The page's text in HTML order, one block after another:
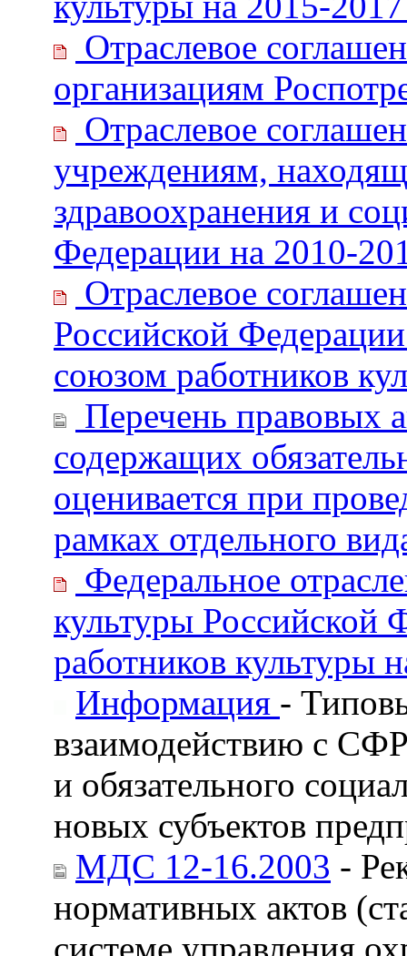
Отраслевое
организациям
Отраслевое
учреждениям,
здравоохранения и
Федерации на 2010-
Отраслевое
Российской
союзом работников
Перечень правовых
содержащих
оценивается при
рамках отдельного
Федеральное
культуры Российской
работников культуры
Информация -
взаимодействию с
и обязательного
новых субъектов
МДС 12-16.2003 -
нормативных актов
системе управления